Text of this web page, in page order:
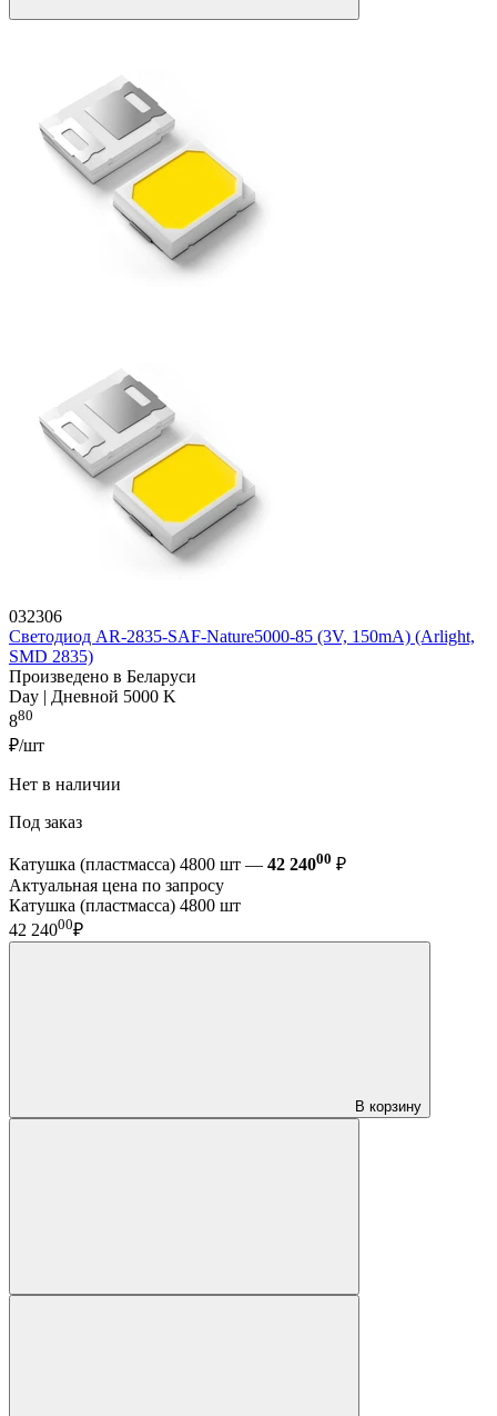
032306
Светодиод AR-2835-SAF-Nature5000-85 (3V, 150mA) (Arlight,
SMD 2835)
Произведено в Беларуси
Day | Дневной 5000 K
880
₽/шт
Нет в наличии
Под заказ
Катушка (пластмасса) 4800 шт — 42 24000 ₽
Актуальная цена по запросу
Катушка (пластмасса) 4800 шт
42 24000₽
В корзину